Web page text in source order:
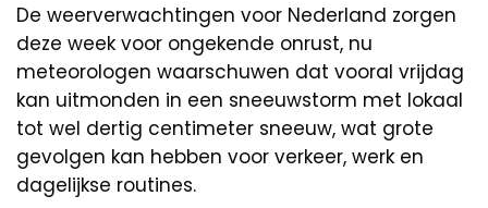
De weerverwachtingen voor Nederland zorgen
deze week voor ongekende onrust, nu
meteorologen waarschuwen dat vooral vrijdag
kan uitmonden in een sneeuwstorm met lokaal
tot wel dertig centimeter sneeuw, wat grote
gevolgen kan hebben voor verkeer, werk en
dagelijkse routines.